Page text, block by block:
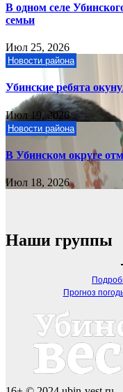
В одном селе
семьи
Июл 25, 2026
Новости района
Убинские ребята
Июл 19, 2026
Новости района
В Убинском округе
Июл 18, 2026
Наши группы
Прогноз